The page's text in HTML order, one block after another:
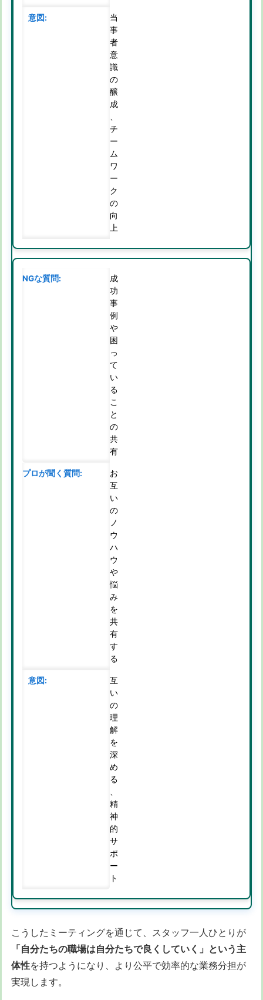
当
事
者
意
識
の
醸
成
、
チ
ー
ム
ワ
ー
ク
の
向
上
成
功
事
例
や
困
っ
て
い
る
こ
と
の
共
有
お
互
い
の
ノ
ウ
ハ
ウ
や
悩
み
を
共
有
す
る
互
い
の
理
解
を
深
め
る
、
精
神
的
サ
ポ
ー
ト
こうしたミーティングを通じて、スタッフ一人ひとりが
「自分たちの職場は自分たちで良くしていく」という主
体性を持つようになり、より公平で効率的な業務分担が
実現します。